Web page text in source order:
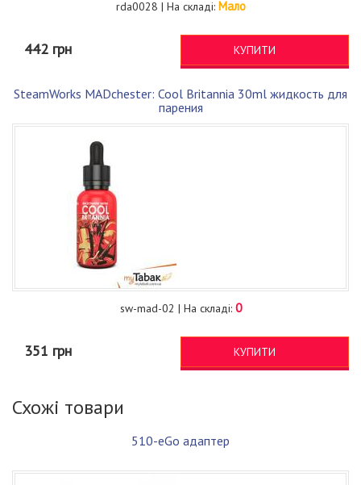
rda0028 | На складі: Мало
442 грн КУПИТИ
SteamWorks MADchester: Cool Britannia 30ml жидкость для
парения
sw-mad-02 | На складі: 0
351 грн КУПИТИ
Схожі товари
510-eGo адаптер